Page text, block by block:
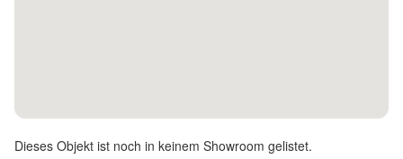
English
Dieses Objekt ist noch in keinem Showroom gelistet.